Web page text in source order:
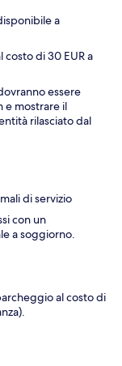
a
di 30 EUR a
essere
e mostrare il
rilasciato dal
di servizio
con un
a soggiorno.
al costo di